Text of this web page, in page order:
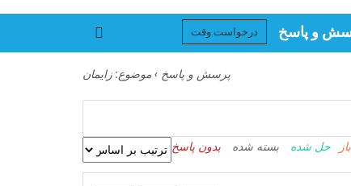
و پاسخ درخواست وقت
پرسش و پاسخ › موضوع: زایمان
باز حل شده بسته شده بدون پاسخ